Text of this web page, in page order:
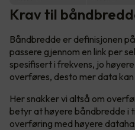
Krav til
Båndbredde er definisjonen
passere gjennom en link per
spesifisert i frekvens, jo
overføres, desto mer data
Her snakker vi altså om
betyr at høyere båndbredde i
overføring med høyere